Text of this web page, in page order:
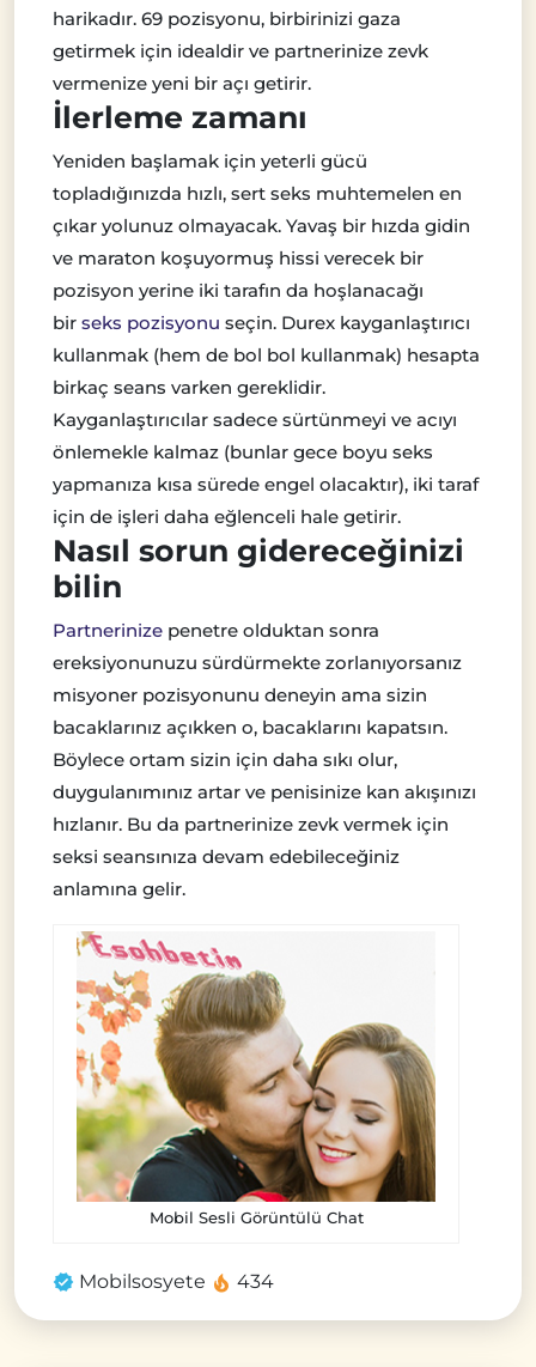
harikadır. 69 pozisyonu, birbirinizi gaza
getirmek için idealdir ve partnerinize zevk
vermenize yeni bir açı getirir.
İlerleme zamanı
Yeniden başlamak için yeterli gücü
topladığınızda hızlı, sert seks muhtemelen en
çıkar yolunuz olmayacak. Yavaş bir hızda gidin
ve maraton koşuyormuş hissi verecek bir
pozisyon yerine iki tarafın da hoşlanacağı
bir seks pozisyonu seçin. Durex kayganlaştırıcı
kullanmak (hem de bol bol kullanmak) hesapta
birkaç seans varken gereklidir.
Kayganlaştırıcılar sadece sürtünmeyi ve acıyı
önlemekle kalmaz (bunlar gece boyu seks
yapmanıza kısa sürede engel olacaktır), iki taraf
için de işleri daha eğlenceli hale getirir.
Nasıl sorun gidereceğinizi
bilin
Partnerinize penetre olduktan sonra
ereksiyonunuzu sürdürmekte zorlanıyorsanız
misyoner pozisyonunu deneyin ama sizin
bacaklarınız açıkken o, bacaklarını kapatsın.
Böylece ortam sizin için daha sıkı olur,
duygulanımınız artar ve penisinize kan akışınızı
hızlanır. Bu da partnerinize zevk vermek için
seksi seansınıza devam edebileceğiniz
anlamına gelir.
Mobil Sesli Görüntülü Chat
Mobilsosyete 434